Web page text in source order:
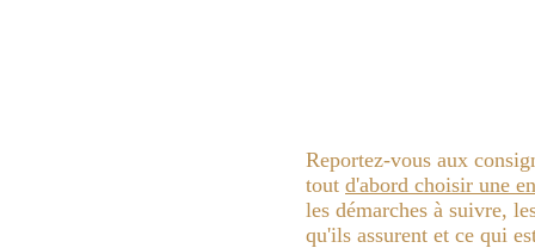
Reportez-vous aux
tout d'abord choisir une
les démarches à suivre,
qu'ils assurent et ce qui